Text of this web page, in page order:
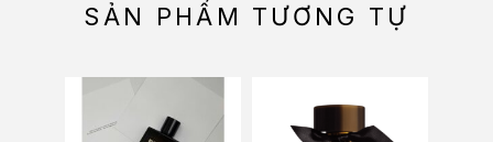
SẢN PHẨM TƯƠNG TỰ